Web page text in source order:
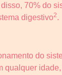
disso, 70% do
digestivo2.
do
qualquer